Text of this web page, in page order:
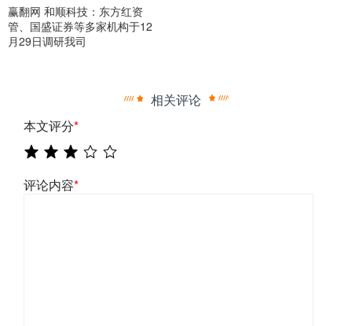
赢翻网 和顺科技：东方红资
管、国盛证券等多家机构于12
月29日调研我司
相关评论
本文评分*
评论内容*